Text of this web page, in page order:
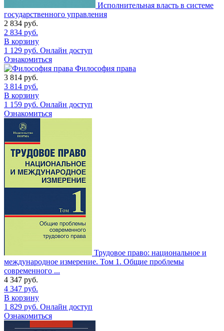
Исполнительная власть в системе
государственного управления
2 834 руб.
2 834 руб.
В корзину
1 129 руб. Онлайн доступ
Ознакомиться
Философия права
3 814 руб.
3 814 руб.
В корзину
1 159 руб. Онлайн доступ
Ознакомиться
Трудовое право: национальное и
международное измерение. Том 1. Общие проблемы
современного ...
4 347 руб.
4 347 руб.
В корзину
1 829 руб. Онлайн доступ
Ознакомиться